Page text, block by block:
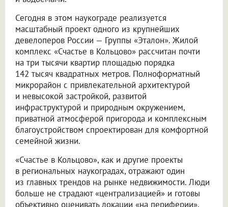
Сегодня в этом наукограде реализуется
масштабный проект одного из крупнейших
девелоперов России — Группы «Эталон». Жилой
комплекс «Счастье в Кольцово» рассчитан почти
на три тысячи квартир площадью порядка
142 тысяч квадратных метров. Полноформатный
микрорайон с привлекательной архитектурой
и невысокой застройкой, развитой
инфраструктурой и природным окружением,
приватной атмосферой пригорода и комплексным
благоустройством спроектирован для комфортной
семейной жизни.
«Счастье в Кольцово», как и другие проекты
в региональных наукоградах, отражают один
из главных трендов на рынке недвижимости. Люди
больше не страдают «централизацией» и готовы
объективно оценивать локации «на периферии»,